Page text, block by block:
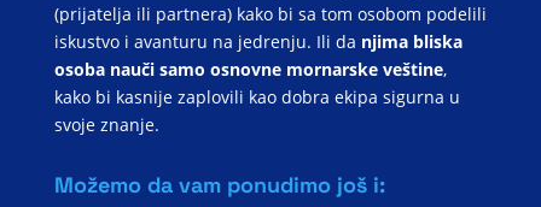
(prijatelja ili partnera) kako bi sa tom osobom podelili
iskustvo i avanturu na jedrenju. Ili da njima bliska
osoba nauči samo osnovne mornarske veštine,
kako bi kasnije zaplovili kao dobra ekipa sigurna u
svoje znanje.
Možemo da vam ponudimo još i: